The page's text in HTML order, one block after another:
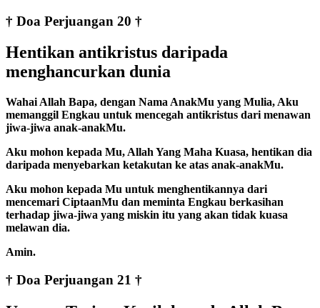
† Doa Perjuangan 20 †
Hentikan antikristus daripada
menghancurkan dunia
Wahai Allah Bapa, dengan Nama AnakMu yang Mulia, Aku
memanggil Engkau untuk mencegah antikristus dari menawan
jiwa-jiwa anak-anakMu.
Aku mohon kepada Mu, Allah Yang Maha Kuasa, hentikan dia
daripada menyebarkan ketakutan ke atas anak-anakMu.
Aku mohon kepada Mu untuk menghentikannya dari
mencemari CiptaanMu dan meminta Engkau berkasihan
terhadap jiwa-jiwa yang miskin itu yang akan tidak kuasa
melawan dia.
Amin.
† Doa Perjuangan 21 †